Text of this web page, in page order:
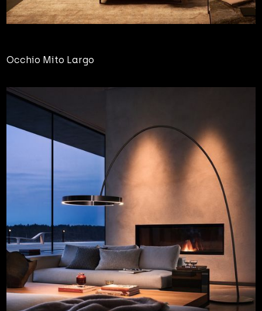
Occhio Mito Largo